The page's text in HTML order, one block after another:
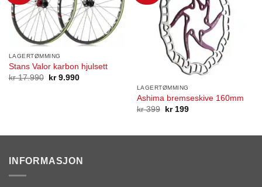
LAGERTØMMING
Stans Valor karbon hjulsett
kr17.990
Opprinnelig
kr9.990Nåværende
LAGERTØMMING
Ashima bremseskive 160mm
kr399
Opprinnelig
kr199Nåværende
INFORMASJON